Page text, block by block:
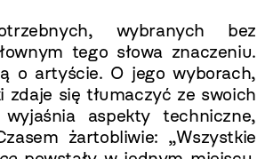
wybranych bez
tego słowa znaczeniu.
o artyście. O jego wyborach,
się tłumaczyć ze swoich
aspekty techniczne,
żartobliwie: „Wszystkie